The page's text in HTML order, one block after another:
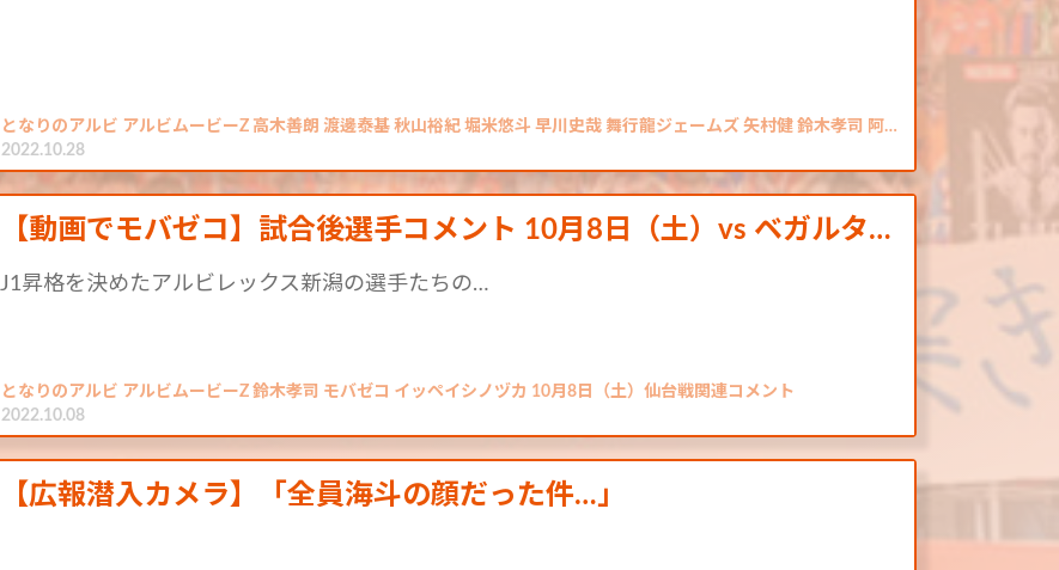
となりのアルビ アルビムービーZ 高木善朗 渡邊泰基 秋山裕紀 堀米悠斗 早川史哉 舞行龍ジェームズ 矢村健 鈴木孝司 阿…
2022.10.28
【動画でモバゼコ】試合後選手コメント 10月8日（土）vs ベガルタ…
J1昇格を決めたアルビレックス新潟の選手たちの…
となりのアルビ アルビムービーZ 鈴木孝司 モバゼコ イッペイシノヅカ 10月8日（土）仙台戦関連コメント
2022.10.08
【広報潜入カメラ】「全員海斗の顔だった件…」